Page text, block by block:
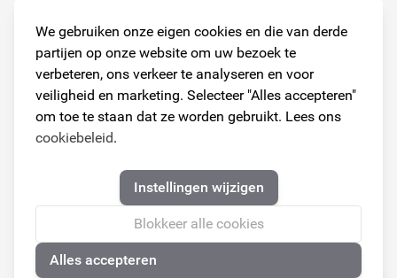
We gebruiken onze eigen cookies en die van derde
partijen op onze website om uw bezoek te
verbeteren, ons verkeer te analyseren en voor
veiligheid en marketing. Selecteer "Alles accepteren"
om toe te staan dat ze worden gebruikt. Lees ons
cookiebeleid.
Instellingen wijzigen
Blokkeer alle cookies
Alles accepteren
Zaterdag
Gesloten
Zondag
Gesloten
Volg ons!